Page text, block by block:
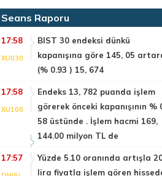
Seans Raporu
17:58
XU030
BIST 30 endeksi dünkü
kapanışına göre 145, 05
(% 0.93 ) 15, 674
17:58
XU100
Endeks 13, 782 puanda işlem
görerek önceki kapanışının %
58 üstünde . İşlem hacmi 169,
144.00 milyon TL de
17:57
Yüzde 5.10 oranında artışla
lira fiyatla işlem gören